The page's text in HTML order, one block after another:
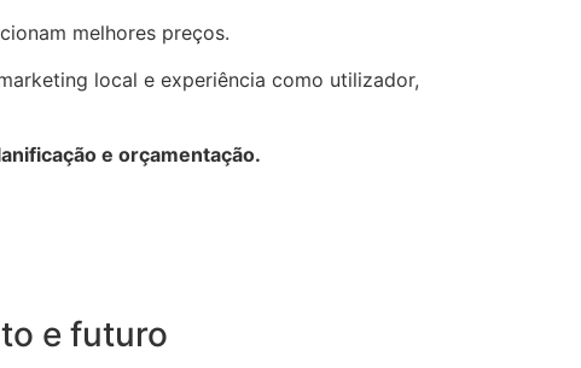
melhores preços.
local e experiência como utilizador,
e orçamentação.
e futuro